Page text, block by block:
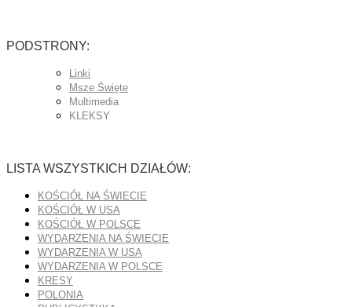
PODSTRONY:
Linki
Msze Święte
Multimedia
KLEKSY
LISTA WSZYSTKICH DZIAŁÓW:
KOŚCIÓŁ NA ŚWIECIE
KOŚCIÓŁ W USA
KOŚCIÓŁ W POLSCE
WYDARZENIA NA ŚWIECIE
WYDARZENIA W USA
WYDARZENIA W POLSCE
KRESY
POLONIA